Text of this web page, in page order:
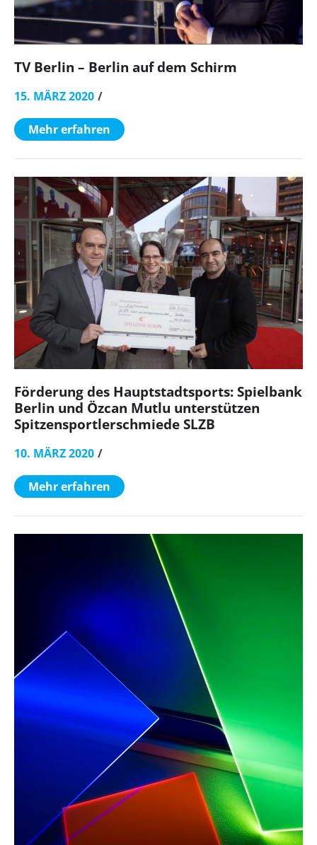
TV Berlin – Berlin auf dem Schirm
15. MÄRZ 2020
Mehr erfahren
Förderung des Hauptstadtsports: Spielbank
Berlin und Özcan Mutlu unterstützen
Spitzensportlerschmiede SLZB
10. MÄRZ 2020
Mehr erfahren